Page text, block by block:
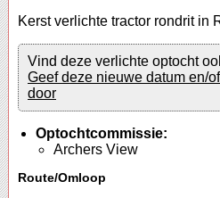
Kerst verlichte tractor rondrit in
Vind deze verlichte optocht
Geef deze nieuwe datum en/
door
Optochtcommissie:
Archers View
Route/Omloop